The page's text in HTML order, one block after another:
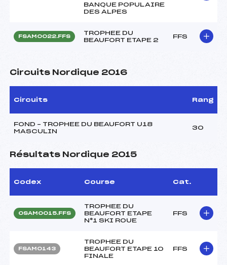
BANQUE POPULAIRE
DES ALPES
FSAM0022.FFS
TROPHEE DU
BEAUFORT ETAPE 2
FFS
Circuits Nordique 2016
Circuits Rang
FOND – TROPHEE DU BEAUFORT U18
MASCULIN
30
Résultats Nordique 2015
Codex Course Cat.
OSAM0015.FFS
TROPHEE DU
BEAUFORT ETAPE
N°1 SKI ROUE
FFS
FSAM0143
TROPHEE DU
BEAUFORT ETAPE 10
FINALE
FFS